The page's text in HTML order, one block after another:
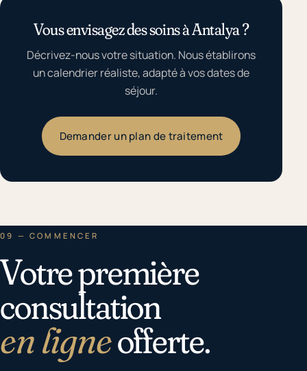
Vous envisagez des soins à Antalya ?
Décrivez-nous votre situation. Nous établirons
un calendrier réaliste, adapté à vos dates de
séjour.
Demander un plan de traitement
09 — COMMENCER
Votre première
consultation
en ligneofferte.